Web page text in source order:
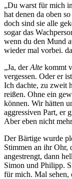
„Du warst für mich
hat denen da oben
doch sind sie alle
sogar das
wenn du den Mund
wieder mal vorbei.
„Ja, derAlte kommt
vergessen. Oder er
Ich dachte, zu zweit
reißen. Ohne ein
können. Wir hätten
aggressiven Part, er
Aber eben nicht
Der Bärtige wurde
Stimmen an ihr Ohr,
angestrengt, dann
Simon und Philipp.
für mich. Mal sehen,